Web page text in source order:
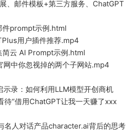
、邮件模板+第三方服务、ChatGPT
件prompt示例.html
用户插件推荐.mp4
简云 AI Prompt示例.html
网中你忽视掉的两个子网站.mp4
示录：如何利用LLM模型开创商机
待“借用ChatGPT让我一天赚了xxx
名人对话产品character.ai背后的思考